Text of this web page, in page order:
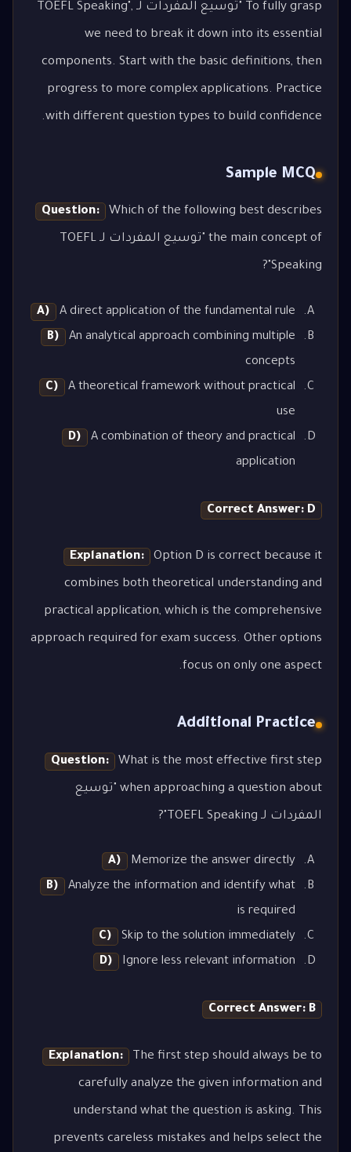
To fully grasp "توسيع المفردات لـ TOEFL Speaking",
we need to break it down into its essential
components. Start with the basic definitions, then
progress to more complex applications. Practice
with different question types to build confidence.
Sample MCQ
Question: Which of the following best describes
the main concept of "توسيع المفردات لـ TOEFL
Speaking"?
A)
A direct application of the fundamental rule
B)
An analytical approach combining multiple
concepts
C)
A theoretical framework without practical
use
D)
A combination of theory and practical
application
Correct Answer: D
Explanation: Option D is correct because it
combines both theoretical understanding and
practical application, which is the comprehensive
approach required for exam success. Other options
focus on only one aspect.
Additional Practice
Question: What is the most effective first step
when approaching a question about "توسيع
المفردات لـ TOEFL Speaking"?
A)
Memorize the answer directly
B)
Analyze the information and identify what
is required
C)
Skip to the solution immediately
D)
Ignore less relevant information
Correct Answer: B
Explanation: The first step should always be to
carefully analyze the given information and
understand what the question is asking. This
prevents careless mistakes and helps select the